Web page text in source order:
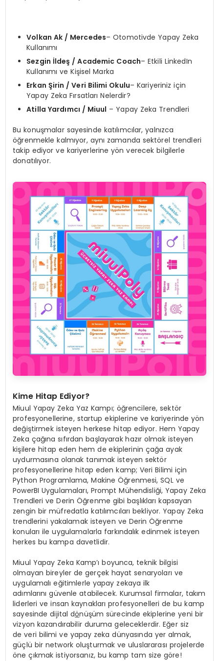
Volkan Ak / Mercedes– Otomotivde Yapay Zeka
Kullanımı
Sezgin İldeş / Academic Coach– Etkili LinkedIn
Kullanımı ve Kişisel Marka
Erkan Şirin / Veri Bilimi Okulu– Kariyeriniz için
Yapay Zeka Fırsatları Nelerdir?
Atilla Yardımcı / Miuul – Yapay Zeka Trendleri
Bu konuşmalar sayesinde katılımcılar, yalnızca
öğrenmekle kalmıyor, aynı zamanda sektörel trendleri
takip ediyor ve kariyerlerine yön verecek bilgilerle
donatılıyor.
Kime Hitap Ediyor?
Miuul Yapay Zeka Yaz Kampı; öğrencilere, sektör
profesyonellerine, startup ekiplerine ve kariyerinde yön
değiştirmek isteyen herkese hitap ediyor. Hem Yapay
Zeka çağına sıfırdan başlayarak hazır olmak isteyen
kişilere hitap eden hem de ekiplerinin çağa ayak
uydurmasına olanak tanımak isteyen sektör
profesyonellerine hitap eden kamp; Veri Bilimi için
Python Programlama, Makine Öğrenmesi, SQL ve
PowerBI Uygulamaları, Prompt Mühendisliği, Yapay Zeka
Trendleri ve Derin Öğrenme gibi başlıkları kapsayan
zengin bir müfredatla katılımcıları bekliyor. Yapay Zeka
trendlerini yakalamak isteyen ve Derin Öğrenme
konuları ile uygulamalarla farkındalık edinmek isteyen
herkes bu kampa davetlidir.
Miuul Yapay Zeka Kamp’ı boyunca, teknik bilgisi
olmayan bireyler de gerçek hayat senaryoları ve
uygulamalı eğitimlerle yapay zekaya ilk
adımlarını güvenle atabilecek. Kurumsal firmalar, takım
liderleri ve insan kaynakları profesyonelleri de bu kamp
sayesinde dijital dönüşüm sürecinde ekiplerine yeni bir
vizyon kazandırabilir duruma geleceklerdir. Eğer siz
de veri bilimi ve yapay zeka dünyasında yer almak,
güçlü bir network oluşturmak ve uluslararası projelerde
öne çıkmak istiyorsanız, bu kamp tam size göre!